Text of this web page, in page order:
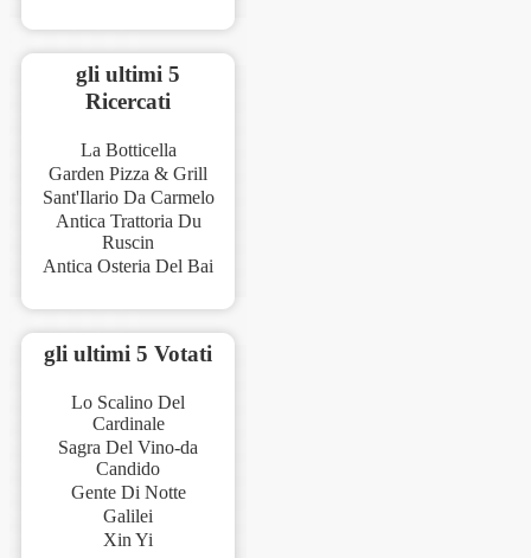
gli ultimi 5
Ricercati
La Botticella
Garden Pizza & Grill
Sant'Ilario Da Carmelo
Antica Trattoria Du
Ruscin
Antica Osteria Del Bai
gli ultimi 5 Votati
Lo Scalino Del
Cardinale
Sagra Del Vino-da
Candido
Gente Di Notte
Galilei
Xin Yi